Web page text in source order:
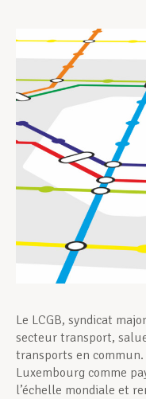
Assistance
Devenir
Actualités
Le LCGB, syndicat
secteur transport,
transports en
Luxembourg comme
l’échelle mondiale et